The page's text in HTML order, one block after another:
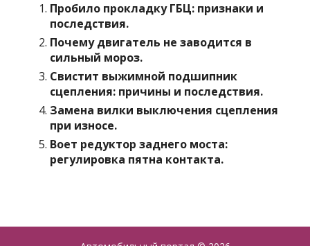
Пробило прокладку ГБЦ: признаки и
последствия.
Почему двигатель не заводится в
сильный мороз.
Свистит выжимной подшипник
сцепления: причины и последствия.
Замена вилки выключения сцепления
при износе.
Воет редуктор заднего моста:
регулировка пятна контакта.